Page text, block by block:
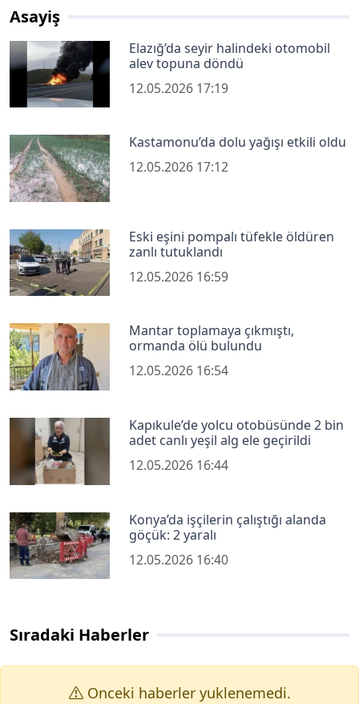
Asayiş
Elazığ’da seyir halindeki otomobil
alev topuna döndü
12.05.2026 17:19
Kastamonu’da dolu yağışı etkili oldu
12.05.2026 17:12
Eski eşini pompalı tüfekle öldüren
zanlı tutuklandı
12.05.2026 16:59
Mantar toplamaya çıkmıştı,
ormanda ölü bulundu
12.05.2026 16:54
Kapıkule’de yolcu otobüsünde 2 bin
adet canlı yeşil alg ele geçirildi
12.05.2026 16:44
Konya’da işçilerin çalıştığı alanda
göçük: 2 yaralı
12.05.2026 16:40
Sıradaki Haberler
Onceki haberler yuklenemedi.